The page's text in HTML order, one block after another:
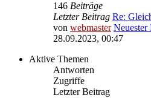
146 Beiträge
Letzter Beitrag Re:
von webmaster Neuester
28.09.2023, 00:47
Aktive Themen
Antworten
Zugriffe
Letzter Beitrag